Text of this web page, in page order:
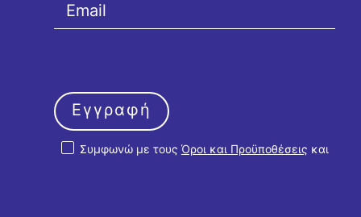
Συμφωνώ με τους Όροι και Προϋποθέσεις και
Εγγραφή